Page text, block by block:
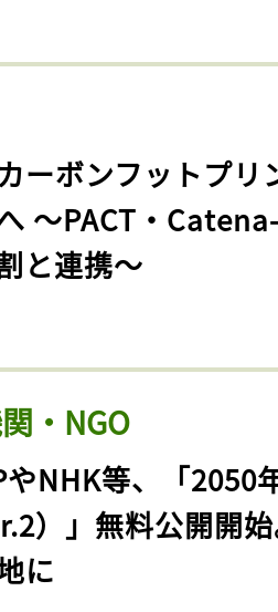
ーボンフットプリ
〜PACT・
と連携〜
・NGO
やNHK等、「2050
）」無料公開開
に